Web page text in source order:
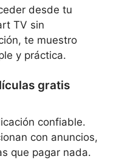
desde tu
TV sin
te muestro
y práctica.
gratis
confiable.
con anuncios,
que pagar nada.